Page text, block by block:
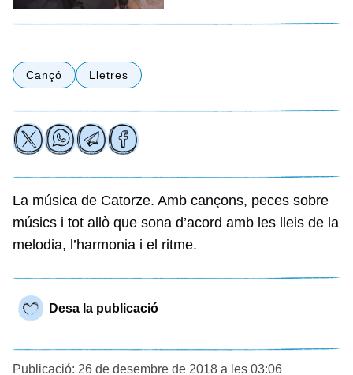
Cançó Lletres
La música de Catorze. Amb cançons, peces sobre
músics i tot allò que sona d’acord amb les lleis de la
melodia, l’harmonia i el ritme.
Desa la publicació
Publicació: 26 de desembre de 2018 a les 03:06